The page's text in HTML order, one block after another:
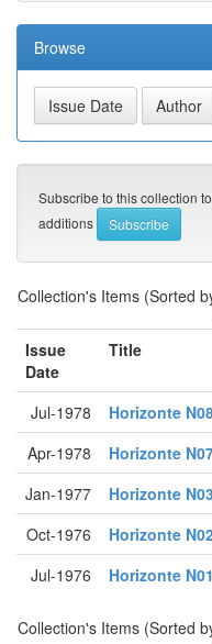
Browse
Subscribe to this collection
additions
Collection's Items (Sorted
Issue
Date
Title
Jul-1978 Horizonte
Apr-1978
Horizonte
Jan-1977
Horizonte N03
Oct-1976
Horizonte
Jul-1976
Horizonte N01
Collection's Items (Sorted